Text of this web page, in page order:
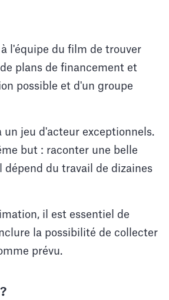
l'équipe du film de trouver
plans de financement et
possible et d'un groupe
un jeu d'acteur exceptionnels.
but : raconter une belle
dépend du travail de dizaines
il est essentiel de
la possibilité de collecter
prévu.